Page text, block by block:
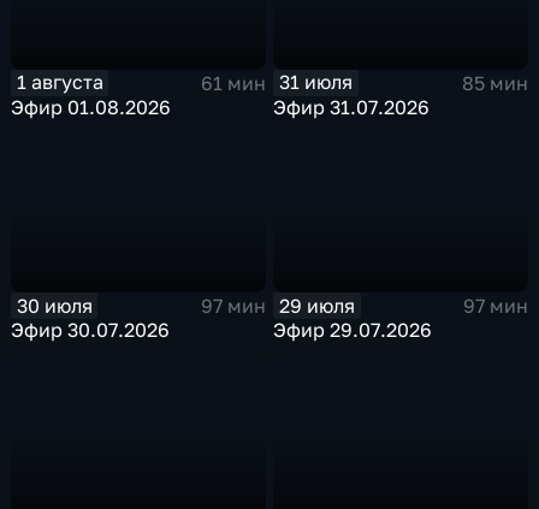
1 августа
61 мин
Эфир 01.08.2026
31 июля
85 мин
Эфир 31.07.2026
30 июля
97 мин
Эфир 30.07.2026
29 июля
97 мин
Эфир 29.07.2026